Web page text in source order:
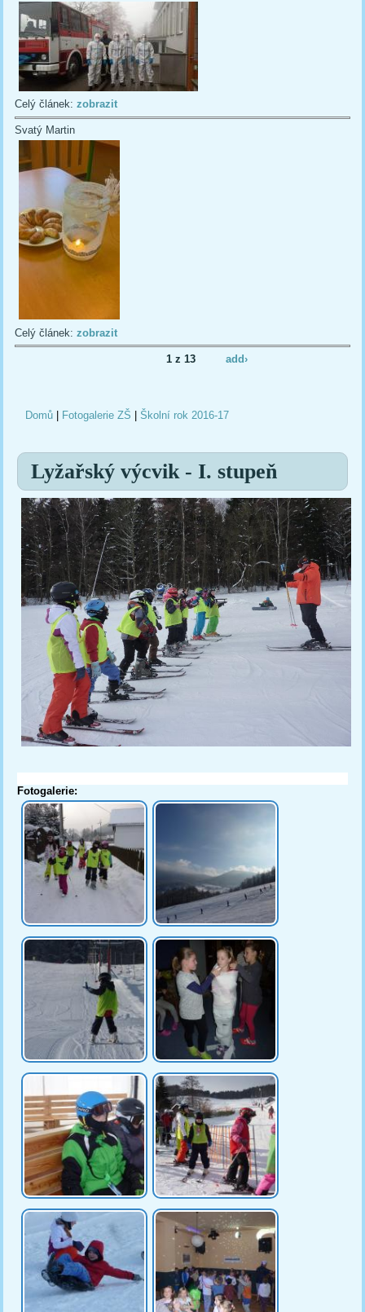
Celý článek:zobrazit
Svatý Martin
Celý článek:zobrazit
1 z 13 add›
Domů| Fotogalerie ZŠ Školní rok 2016-17
Lyžařský výcvik - I. stupeň
Fotogalerie: